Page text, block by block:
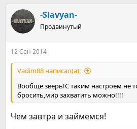
к
ц
и
-Slavyan-
Продвинутый
12 Сен 2014
Vadim88 написал(а):
Вообще зверь!С таким настроем не
бросить,мир захватить можно!!!!
Чем завтра и займемся!